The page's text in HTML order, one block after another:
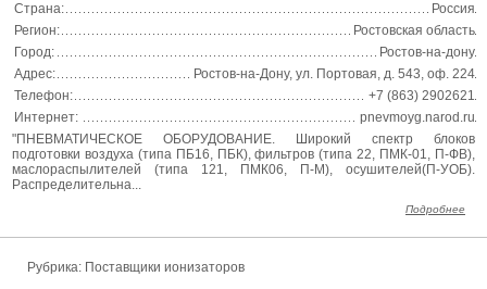
Страна:
Россия
Регион:
Ростовская область
Город:
Ростов-на-дону
Адрес:
Ростов-на-Дону, ул. Портовая, д. 543, оф. 224
Телефон:
+7 (863) 2902621
Интернет:
pnevmoyg.narod.ru
"ПНЕВМАТИЧЕСКОЕ ОБОРУДОВАНИЕ. Широкий спектр блоков
подготовки воздуха (типа ПБ16, ПБК), фильтров (типа 22, ПМК-01, П-ФВ),
маслораспылителей (типа 121, ПМК06, П-М), осушителей(П-УОБ).
Распределительна...
Подробнее
Рубрика: Поставщики ионизаторов